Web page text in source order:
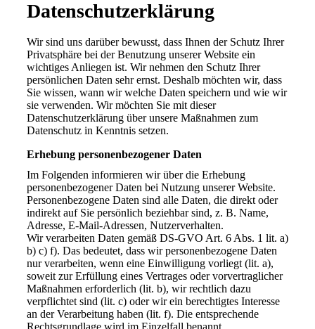
Datenschutz­erklärung
Wir sind uns darüber bewusst, dass Ihnen der Schutz Ihrer
Privatsphäre bei der Benutzung unserer Website ein
wichtiges Anliegen ist. Wir nehmen den Schutz Ihrer
persönlichen Daten sehr ernst. Deshalb möchten wir, dass
Sie wissen, wann wir welche Daten speichern und wie wir
sie verwenden. Wir möchten Sie mit dieser
Datenschutzerklärung über unsere Maßnahmen zum
Datenschutz in Kenntnis setzen.
Erhebung personenbezogener Daten
Im Folgenden informieren wir über die Erhebung
personenbezogener Daten bei Nutzung unserer Website.
Personenbezogene Daten sind alle Daten, die direkt oder
indirekt auf Sie persönlich beziehbar sind, z. B. Name,
Adresse, E-Mail-Adressen, Nutzerverhalten.
Wir verarbeiten Daten gemäß DS-GVO Art. 6 Abs. 1 lit. a)
b) c) f). Das bedeutet, dass wir personenbezogene Daten
nur verarbeiten, wenn eine Einwilligung vorliegt (lit. a),
soweit zur Erfüllung eines Vertrages oder vorvertraglicher
Maßnahmen erforderlich (lit. b), wir rechtlich dazu
verpflichtet sind (lit. c) oder wir ein berechtigtes Interesse
an der Verarbeitung haben (lit. f). Die entsprechende